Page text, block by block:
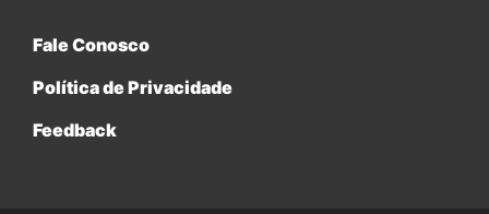
Fale Conosco
Política de Privacidade
Feedback